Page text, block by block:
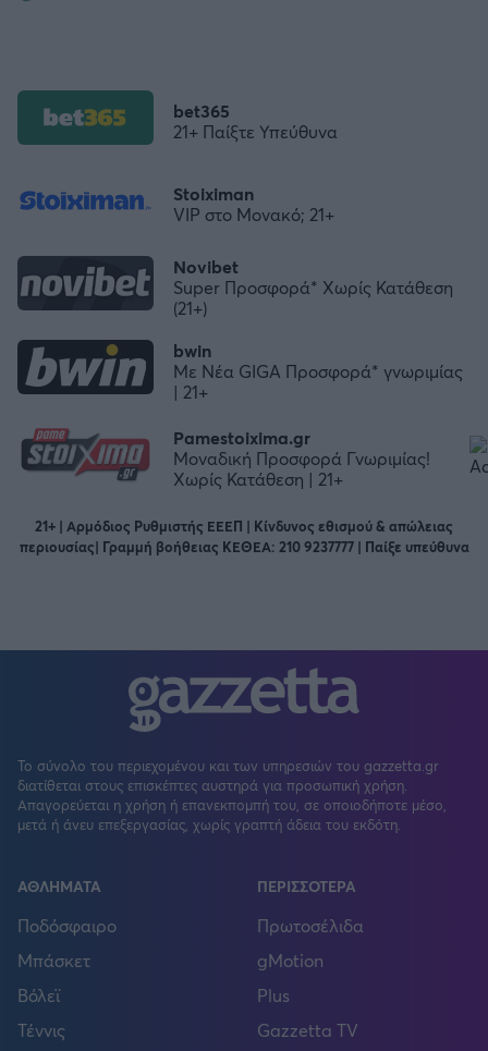
bwin
Με Νέα GIGA Προσφορά* γνωριμίας
| 21+
Stoiximan
VIP στο Μονακό; 21+
Novibet
Super Προσφορά* Χωρίς Κατάθεση
(21+)
Pamestoixima.gr
Μοναδική Προσφορά Γνωριμίας!
Χωρίς Κατάθεση | 21+
bet365
21+ Παίξτε Υπεύθυνα
21+ | Αρμόδιος Ρυθμιστής ΕΕΕΠ | Κίνδυνος εθισμού & απώλειας
περιουσίας| Γραμμή βοήθειας ΚΕΘΕΑ: 210 9237777 | Παίξε υπεύθυνα
Το σύνολο του περιεχομένου και των υπηρεσιών του gazzetta.gr
διατίθεται στους επισκέπτες αυστηρά για προσωπική χρήση.
Απαγορεύεται η χρήση ή επανεκπομπή του, σε οποιοδήποτε μέσο,
μετά ή άνευ επεξεργασίας, χωρίς γραπτή άδεια του εκδότη.
ΑΘΛΗΜΑΤΑ
Ποδόσφαιρο
Μπάσκετ
Βόλεϊ
Τέννις
ΠΕΡΙΣΣΟΤΕΡΑ
Πρωτοσέλιδα
gMotion
Plus
Gazzetta TV